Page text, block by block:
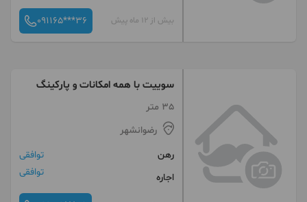
بیش از 12 ماه پیش 091165***36
سوییت با همه امکانات و پارکینگ
35 متر
رضوانشهر
رهن
توافقی
اجاره
توافقی